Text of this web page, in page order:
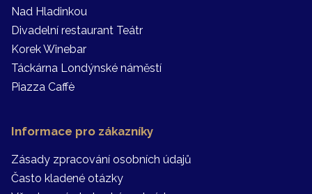
Nad Hladinkou
Divadelní restaurant Teátr
Korek Winebar
Táckárna Londýnské náměstí
Piazza Caffè
Informace pro zákazníky
Zásady zpracování osobních údajů
Často kladené otázky